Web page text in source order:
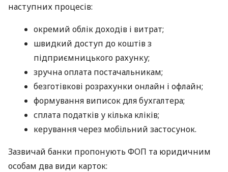
наступних процесів:
окремий облік доходів і витрат;
швидкий доступ до коштів з
підприємницького рахунку;
зручна оплата постачальникам;
безготівкові розрахунки онлайн і офлайн;
формування виписок для бухгалтера;
сплата податків у кілька кліків;
керування через мобільний застосунок.
Зазвичай банки пропонують ФОП та юридичним
особам два види карток: